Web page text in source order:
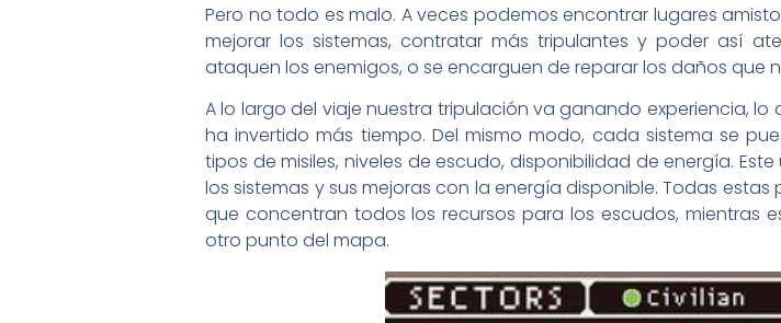
Pero no todo es malo. A veces podemos encontrar lugares
mejorar los sistemas, contratar más tripulantes y poder así
ataquen los enemigos, o se encarguen de reparar los daños que
A lo largo del viaje nuestra tripulación va ganando experiencia,
ha invertido más tiempo. Del mismo modo, cada sistema se
tipos de misiles, niveles de escudo, disponibilidad de energía.
los sistemas y sus mejoras con la energía disponible. Todas
que concentran todos los recursos para los escudos, mientras
otro punto del mapa.